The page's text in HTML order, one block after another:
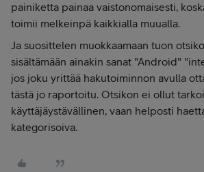
painiketta painaa vaistonomaisesti,
toimii melkeinpä kaikkialla muualla.
Ja suosittelen muokkaamaan tuon
sisältämään ainakin sanat "Android"
jos joku yrittää hakutoiminnon avulla
tästä jo raportoitu. Otsikon ei ollut
käyttäjäystävällinen, vaan helposti
kategorisoiva.